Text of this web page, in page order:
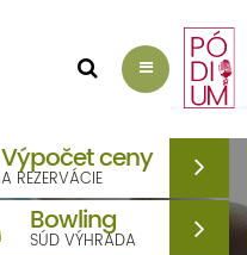
Výpočet ceny
A REZERVÁCIE
Bowling
SÚD VÝHRADA